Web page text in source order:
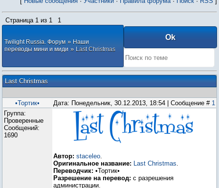
Страница 1 из 1 1
Twilight Russia. Форум » Наши
переводы мини и миди » Last Christmas
Last Christmas
•Тортик• Дата: Понедельник, 30.12.2013, 18:54 | Сообщение # 1
Группа:
Проверенные
Сообщений:
1690
Автор: staceleo
Оригинальное название:
Last Christmas
Переводчик: •Тортик•
Разрешение на перевод: с разрешения
администрации.